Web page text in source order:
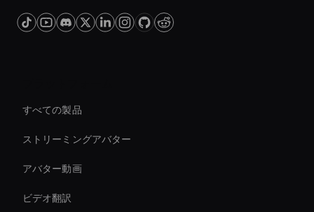
すべての製品
ストリーミングアバター
アバター動画
ビデオ翻訳